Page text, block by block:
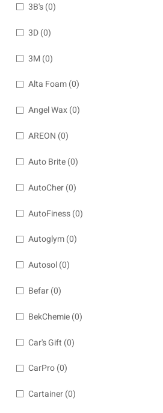
3B's(0)
3D(0)
3M (0)
Alta Foam(0)
Angel Wax(0)
AREON (0)
Auto Brite(0)
AutoCher(0)
AutoFiness(0)
Autoglym(0)
Autosol(0)
Befar(0)
BekChemie(0)
Car's Gift (0)
CarPro(0)
Cartainer(0)